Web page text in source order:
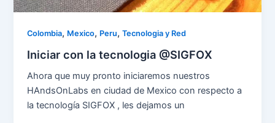
Colombia, Mexico, Peru,Tecnologia y Red
Iniciar con la tecnologia @SIGFOX
Ahora que muy pronto iniciaremos nuestros
HAndsOnLabs en ciudad de Mexico con respecto a
la tecnología SIGFOX , les dejamos un